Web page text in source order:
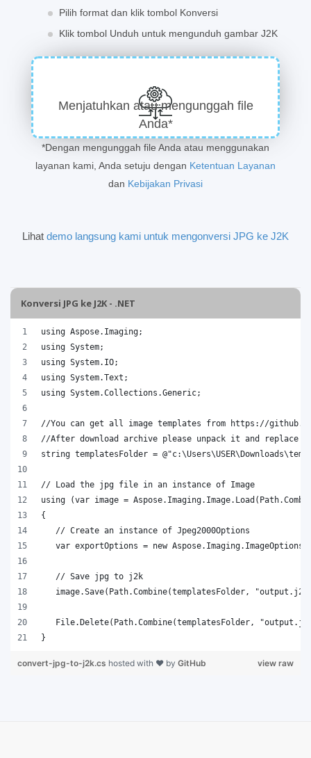
Pilih format dan klik tombol Konversi
Klik tombol Unduh untuk mengunduh gambar J2K
Menjatuhkan atau mengunggah file
Anda*
*Dengan mengunggah file Anda atau menggunakan
layanan kami, Anda setuju dengan Ketentuan Layanan
dan Kebijakan Privasi
Lihat demo langsung kami untuk mengonversi JPG ke J2K
Konversi JPG ke J2K - .NET
}
view raw
convert-jpg-to-j2k.cs hosted with ❤ by GitHub